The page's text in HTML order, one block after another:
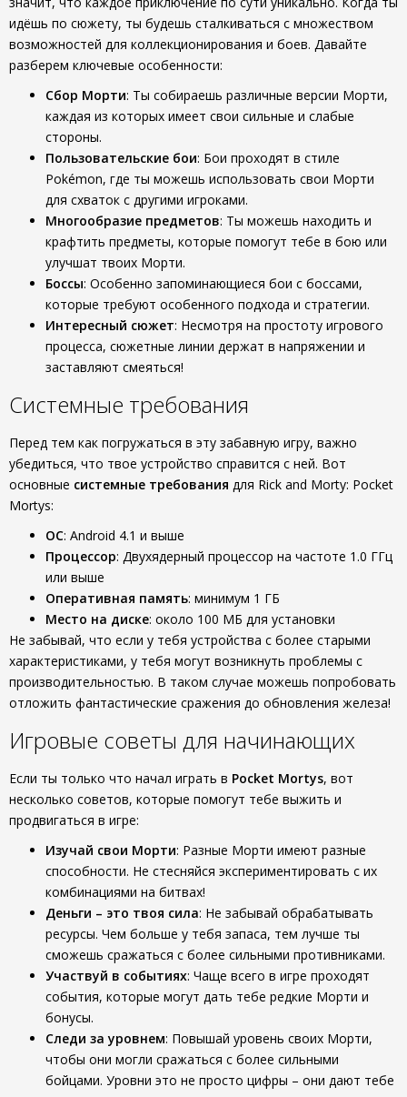
идёшь по сюжету, ты будешь сталкиваться с множеством
возможностей для коллекционирования и боев. Давайте
разберем ключевые особенности:
Сбор Морти: Ты собираешь различные версии Морти,
каждая из которых имеет свои сильные и слабые
стороны.
Пользовательские бои: Бои проходят в стиле
Pokémon, где ты можешь использовать свои Морти
для схваток с другими игроками.
Многообразие предметов: Ты можешь находить и
крафтить предметы, которые помогут тебе в бою или
улучшат твоих Морти.
Боссы: Особенно запоминающиеся бои с боссами,
которые требуют особенного подхода и стратегии.
Интересный сюжет: Несмотря на простоту игрового
процесса, сюжетные линии держат в напряжении и
заставляют смеяться!
Системные требования
Перед тем как погружаться в эту забавную игру, важно
убедиться, что твое устройство справится с ней. Вот
основные системные требования для Rick and Morty: Pocket
Mortys:
ОС: Android 4.1 и выше
Процессор: Двухядерный процессор на частоте 1.0 ГГц
или выше
Оперативная память: минимум 1 ГБ
Место на диске: около 100 МБ для установки
Не забывай, что если у тебя устройства с более старыми
характеристиками, у тебя могут возникнуть проблемы с
производительностью. В таком случае можешь попробовать
отложить фантастические сражения до обновления железа!
Игровые советы для начинающих
Если ты только что начал играть в Pocket Mortys, вот
несколько советов, которые помогут тебе выжить и
продвигаться в игре:
Изучай свои Морти: Разные Морти имеют разные
способности. Не стесняйся экспериментировать с их
комбинациями на битвах!
Деньги – это твоя сила: Не забывай обрабатывать
ресурсы. Чем больше у тебя запаса, тем лучше ты
сможешь сражаться с более сильными противниками.
Участвуй в событиях: Чаще всего в игре проходят
события, которые могут дать тебе редкие Морти и
бонусы.
Следи за уровнем: Повышай уровень своих Морти,
чтобы они могли сражаться с более сильными
бойцами. Уровни это не просто цифры – они дают тебе